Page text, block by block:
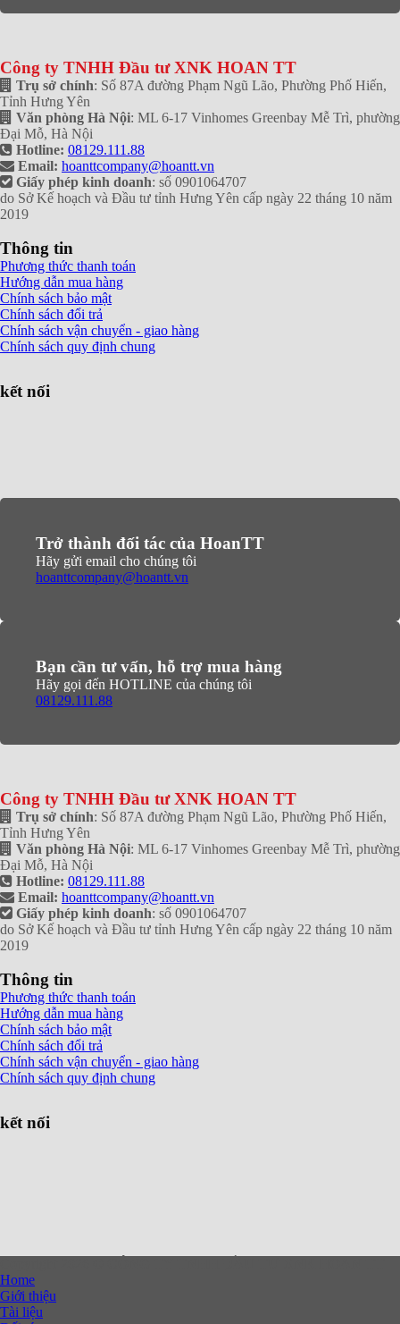
Công ty TNHH Đầu tư XNK HOAN TT
Trụ sở chính: Số 87A đường Phạm Ngũ Lão, Phường Phố Hiến,
Tỉnh Hưng Yên
Văn phòng Hà Nội: ML 6-17 Vinhomes Greenbay Mễ Trì, phường
Đại Mỗ, Hà Nội
Hotline: 08129.111.88
Email: hoanttcompany@hoantt.vn
Giấy phép kinh doanh: số 0901064707
do Sở Kế hoạch và Đầu tư tỉnh Hưng Yên cấp ngày 22 tháng 10 năm
2019
Thông tin
Phương thức thanh toán
Hướng dẫn mua hàng
Chính sách bảo mật
Chính sách đổi trả
Chính sách vận chuyển - giao hàng
Chính sách quy định chung
kết nối
Trở thành đối tác của HoanTT
Hãy gửi email cho chúng tôi
hoanttcompany@hoantt.vn
Bạn cần tư vấn, hỗ trợ mua hàng
Hãy gọi đến HOTLINE của chúng tôi
08129.111.88
Công ty TNHH Đầu tư XNK HOAN TT
Trụ sở chính: Số 87A đường Phạm Ngũ Lão, Phường Phố Hiến,
Tỉnh Hưng Yên
Văn phòng Hà Nội: ML 6-17 Vinhomes Greenbay Mễ Trì, phường
Đại Mỗ, Hà Nội
Hotline: 08129.111.88
Email: hoanttcompany@hoantt.vn
Giấy phép kinh doanh: số 0901064707
do Sở Kế hoạch và Đầu tư tỉnh Hưng Yên cấp ngày 22 tháng 10 năm
2019
Thông tin
Phương thức thanh toán
Hướng dẫn mua hàng
Chính sách bảo mật
Chính sách đổi trả
Chính sách vận chuyển - giao hàng
Chính sách quy định chung
kết nối
Home
Giới thiệu
Tài liệu